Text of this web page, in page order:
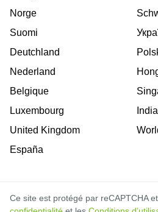
Norge
Suomi
Deutchland
Nederland
Belgique
Luxembourg
United Kingdom
España
India
Ce site est protégé par reCAPTCHA